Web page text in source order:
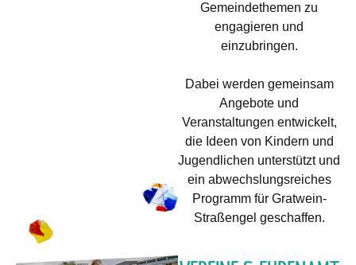
Gemeindethemen zu
engagieren und
einzubringen.
Dabei werden gemeinsam
Angebote und
Veranstaltungen entwickelt,
die Ideen von Kindern und
Jugendlichen unterstützt und
ein abwechslungsreiches
Programm für Gratwein-
Straßengel geschaffen.